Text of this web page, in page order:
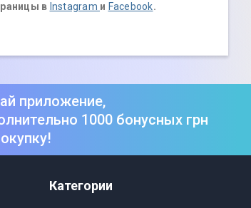
в Instagram и Facebook.
приложение,
1000 бонусных грн
Категории